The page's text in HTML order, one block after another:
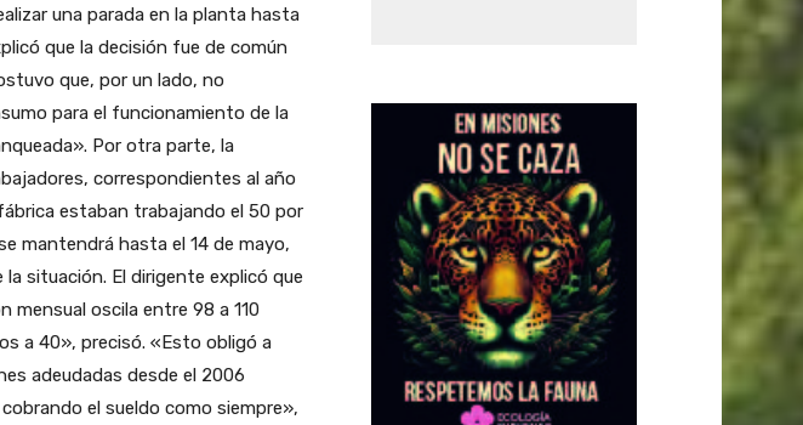
una parada en la planta hasta
que la decisión fue de común
que, por un lado, no
para el funcionamiento de la
Por otra parte, la
correspondientes al año
estaban trabajando el 50 por
mantendrá hasta el 14 de mayo,
situación. El dirigente explicó que
mensual oscila entre 98 a 110
a 40», precisó. «Esto obligó a
adeudadas desde el 2006
el sueldo como siempre»,